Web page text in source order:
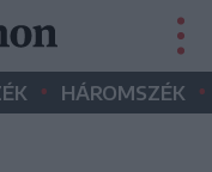
• HÁROMSZÉK •